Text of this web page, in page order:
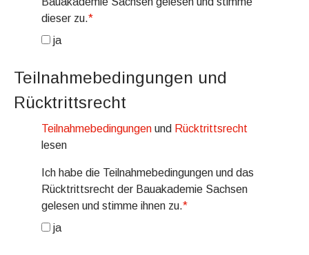
dieser zu.*
ja
Teilnahmebedingungen und
Rücktrittsrecht
Teilnahmebedingungen und Rücktrittsrecht
lesen
Ich habe die Teilnahmebedingungen und das
Rücktrittsrecht der Bauakademie Sachsen
gelesen und stimme ihnen zu.*
ja